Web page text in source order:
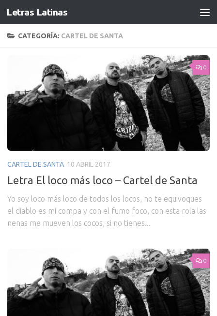
Letras Latinas
CATEGORÍA: CARTEL DE SANTA
0
CARTEL DE SANTA 10 ABRIL 2017
Letra El loco más loco – Cartel de Santa
Yo soy loco más loco de todos los locos, no te equivoques
el diablo es mi compa y con el fumo foco, con esta rola las
nenas me mueven los cocos, si no tienes...
0